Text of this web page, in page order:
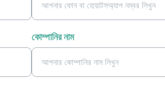
কোম্পানির নাম